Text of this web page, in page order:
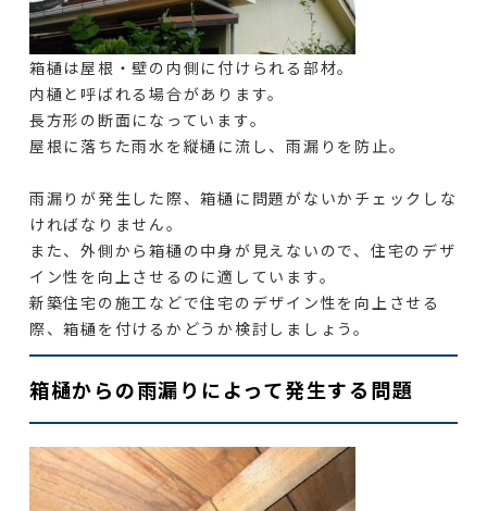
箱樋は屋根・壁の内側に付けられる部材。
内樋と呼ばれる場合があります。
長方形の断面になっています。
屋根に落ちた雨水を縦樋に流し、雨漏りを防止。
雨漏りが発生した際、箱樋に問題がないかチェックしな
ければなりません。
また、外側から箱樋の中身が見えないので、住宅のデザ
イン性を向上させるのに適しています。
新築住宅の施工などで住宅のデザイン性を向上させる
際、箱樋を付けるかどうか検討しましょう。
箱樋からの雨漏りによって発生する問題